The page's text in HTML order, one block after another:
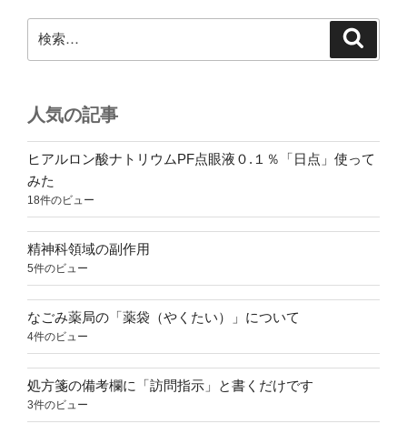
索:
人気の記事
ヒアルロン酸ナトリウムPF点眼液０.１％「日点」使って
みた
18件のビュー
精神科領域の副作用
5件のビュー
なごみ薬局の「薬袋（やくたい）」について
4件のビュー
処方箋の備考欄に「訪問指示」と書くだけです
3件のビュー